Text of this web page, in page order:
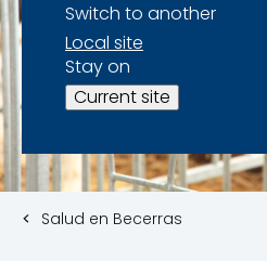
Switch to another
Local site
Stay on
Current site
Salud en Becerras